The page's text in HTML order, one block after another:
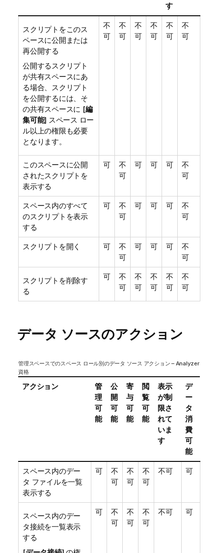
す
スクリプトをこのス
ペースに公開または
再公開する
公開するスクリプト
が共有スペースにあ
る場合、スクリプト
を公開するには、そ
の共有スペースに [編
集可能] スペース ロー
ル以上の権限も必要
となります。
不
可
不
可
不
可
不
可
不
可
不
可
このスペースに公開
されたスクリプトを
表示する
可
不
可
可 可 可
不
可
スペース内のすべて
のスクリプトを表示
する
可
不
可
可 可 可
不
可
スクリプトを開く 可
不
可
可 可 可
不
可
スクリプトを削除す
る
可
不
可
不
可
不
可
不
可
不
可
データ ソースのアクション
管理スペースでのスペース ロール別のデータ ソース アクション – Analyzer
資格
アクション
管
理
可
能
公
開
可
能
寄
与
可
能
閲
覧
可
能
表示
が制
限さ
れて
いま
す
デ
ー
タ
消
費
可
能
スペース内のデー
タ ファイルを一覧
表示する
可
不
可
不
可
不
可
不可 可
スペース内のデー
タ接続を一覧表示
する
可
不
可
不
可
不
可
不可 可